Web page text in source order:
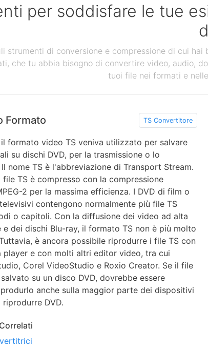
per soddisfare le tue
strumenti di conversione e compressione di cui
che tu abbia bisogno di convertire video, audio,
tuoi file nei formati e
Formato TS Convertitore
formato video TS veniva utilizzato per salvare
su dischi DVD, per la trasmissione o lo
nome TS è l'abbreviazione di Transport Stream.
file TS è compresso con la compressione
2 per la massima efficienza. I DVD di film o
contengono normalmente più file TS
o capitoli. Con la diffusione dei video ad alta
e dei dischi Blu-ray, il formato TS non è più molto
è ancora possibile riprodurre i file TS con
player e con molti altri editor video, tra cui
Corel VideoStudio e Roxio Creator. Se il file
su un disco DVD, dovrebbe essere
anche sulla maggior parte dei dispositivi
DVD.